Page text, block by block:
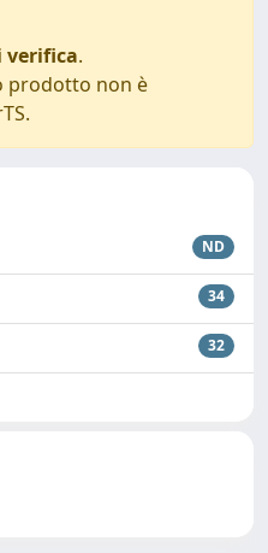
verifica.
prodotto non è
ND
34
32